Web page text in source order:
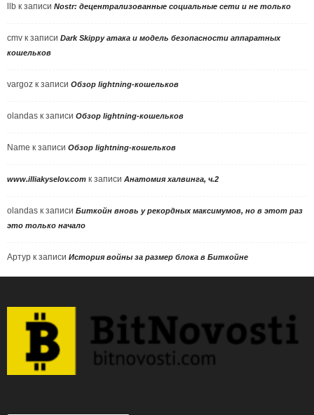
llb к записи Nostr: децентрализованные социальные сети и не только
cmv к записи Dark Skippy атака и модель безопасности аппаратных
кошельков
vargoz к записи Обзор lightning-кошельков
olandas к записи Обзор lightning-кошельков
Name к записи Обзор lightning-кошельков
www.illiakyselov.com к записи Анатомия халвинга, ч.2
olandas к записи Биткойн вновь у рекордных максимумов, но в этот раз
это только начало
Артур к записи История войны за размер блока в Биткойне